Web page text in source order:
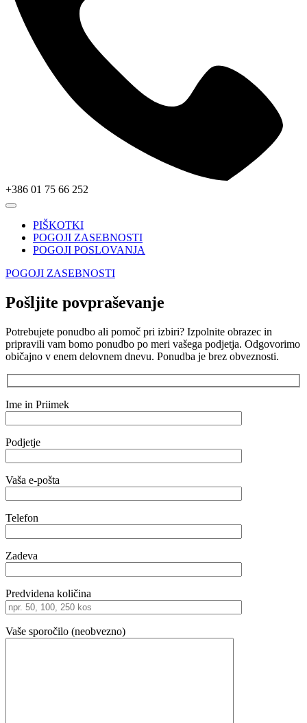
+386 01 75 66 252
PIŠKOTKI
POGOJI ZASEBNOSTI
POGOJI POSLOVANJA
POGOJI ZASEBNOSTI
Pošljite povpraševanje
Potrebujete ponudbo ali pomoč pri izbiri? Izpolnite obrazec in
pripravili vam bomo ponudbo po meri vašega podjetja. Odgovorimo
običajno v enem delovnem dnevu. Ponudba je brez obveznosti.
Ime in Priimek
Podjetje
Vaša e-pošta
Telefon
Zadeva
Predvidena količina
Vaše sporočilo (neobvezno)